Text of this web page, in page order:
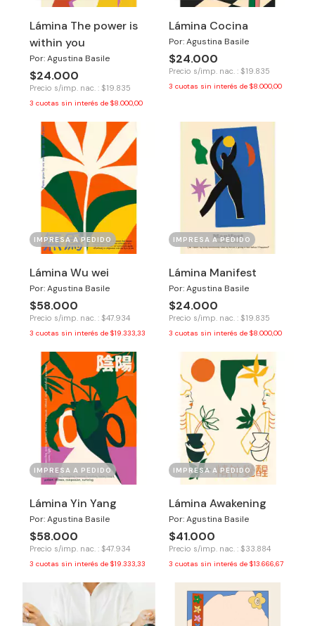
Lámina The power is
within you
Por: Agustina Basile
$24.000
Precio s/imp. nac. : $19.835
3 cuotas sin interés de $8.000,00
Lámina Cocina
Por: Agustina Basile
$24.000
Precio s/imp. nac. : $19.835
3 cuotas sin interés de $8.000,00
IMPRESA A PEDIDO
Lámina Wu wei
Por: Agustina Basile
$58.000
Precio s/imp. nac. : $47.934
3 cuotas sin interés de $19.333,33
IMPRESA A PEDIDO
Lámina Manifest
Por: Agustina Basile
$24.000
Precio s/imp. nac. : $19.835
3 cuotas sin interés de $8.000,00
IMPRESA A PEDIDO
Lámina Yin Yang
Por: Agustina Basile
$58.000
Precio s/imp. nac. : $47.934
3 cuotas sin interés de $19.333,33
IMPRESA A PEDIDO
Lámina Awakening
Por: Agustina Basile
$41.000
Precio s/imp. nac. : $33.884
3 cuotas sin interés de $13.666,67